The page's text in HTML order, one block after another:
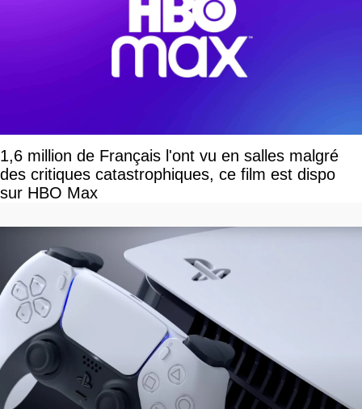
1,6 million de Français l'ont vu en salles malgré
des critiques catastrophiques, ce film est dispo
sur HBO Max